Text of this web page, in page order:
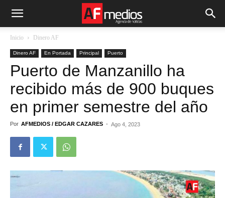
Inicio Dinero AF
Dinero AF En Portada Principal Puerto
Puerto de Manzanillo ha
recibido más de 900 buques
en primer semestre del año
Por AFMEDIOS / EDGAR CAZARES - Ago 4, 2023